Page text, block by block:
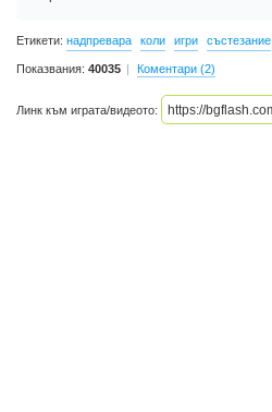
Етикети: надпревара коли игри състезание
Показвания: 40035 Коментари (2)
Линк към играта/видеото: